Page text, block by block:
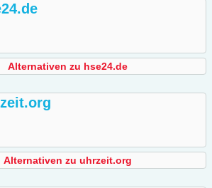
Alternativen zu hse24.de
Alternativen zu uhrzeit.org